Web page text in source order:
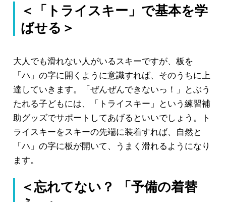
＜「トライスキー」で基本を学
ばせる＞
大人でも滑れない人がいるスキーですが、板を
「ハ」の字に開くように意識すれば、そのうちに上
達していきます。「ぜんぜんできないっ！」とぶう
たれる子どもには、「トライスキー」という練習補
助グッズでサポートしてあげるといいでしょう。ト
ライスキーをスキーの先端に装着すれば、自然と
「ハ」の字に板が開いて、うまく滑れるようになり
ます。
＜忘れてない？ 「予備の着替